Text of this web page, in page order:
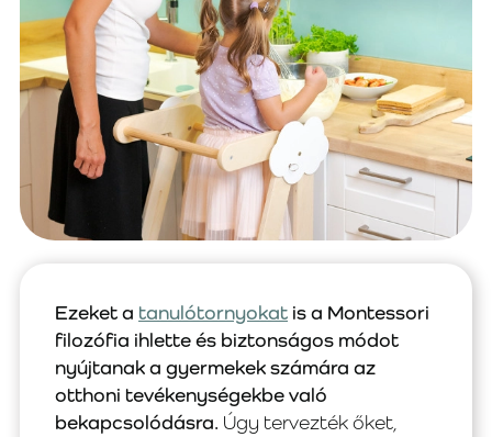
Ezeket a tanulótornyokat is a Montessori
filozófia ihlette és biztonságos módot
nyújtanak a gyermekek számára az
otthoni tevékenységekbe való
bekapcsolódásra. Úgy tervezték őket,